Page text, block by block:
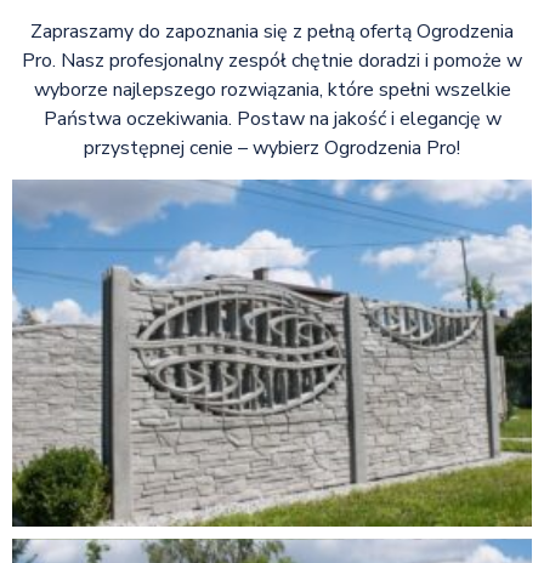
Zapraszamy do zapoznania się z pełną ofertą Ogrodzenia
Pro. Nasz profesjonalny zespół chętnie doradzi i pomoże w
wyborze najlepszego rozwiązania, które spełni wszelkie
Państwa oczekiwania. Postaw na jakość i elegancję w
przystępnej cenie – wybierz Ogrodzenia Pro!